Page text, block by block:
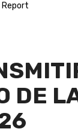
Report
DE